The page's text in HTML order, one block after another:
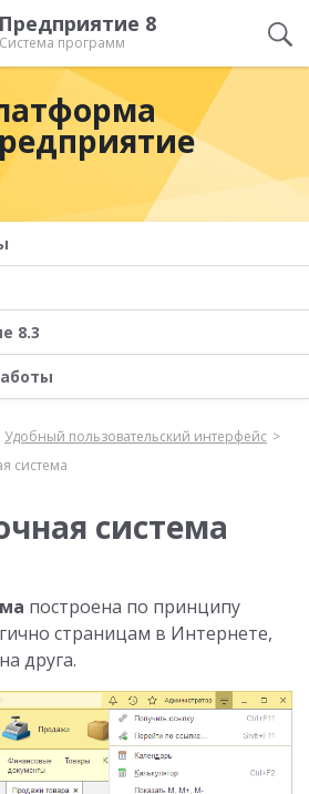
8
Система программ
8.3
Удобный пользовательский интерфейс
система
система
построена по принципу
страницам в Интернете,
друга.